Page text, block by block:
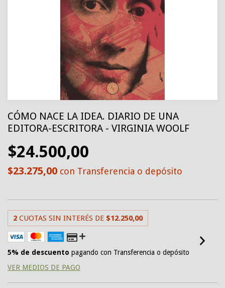
CÓMO NACE LA IDEA. DIARIO DE UNA
EDITORA-ESCRITORA - VIRGINIA WOOLF
$24.500,00
$23.275,00 con Transferencia o depósito
2 CUOTAS SIN INTERÉS DE $12.250,00
5% de descuento pagando con Transferencia o depósito
VER MEDIOS DE PAGO